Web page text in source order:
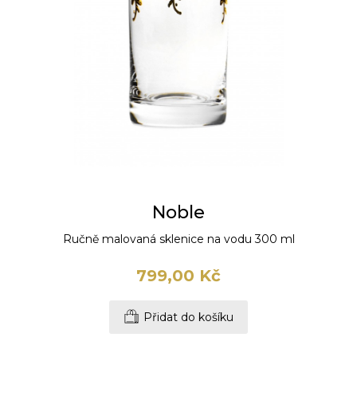
Noble
Ručně malovaná sklenice na vodu 300 ml
799,00 Kč
Přidat do košíku